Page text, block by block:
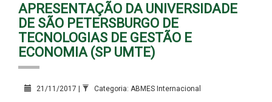
APRESENTAÇÃO DA UNIVERSIDADE
DE SÃO PETERSBURGO DE
TECNOLOGIAS DE GESTÃO E
ECONOMIA (SP UMTE)
21/11/2017 | Categoria: ABMES Internacional